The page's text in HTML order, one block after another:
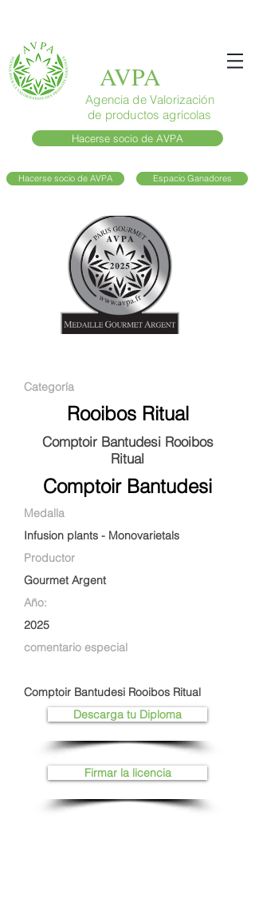
AVPA
Agencia de Valorización
de productos agrícolas
Hacerse socio de AVPA
Hacerse socio de AVPA Espacio Ganadores
Categoría
Rooibos Ritual
Comptoir Bantudesi Rooibos
Ritual
Comptoir Bantudesi
Medalla
Infusion plants - Monovarietals
Productor
Gourmet Argent
Año:
2025
comentario especial
Comptoir Bantudesi Rooibos Ritual
Descarga tu Diploma
Firmar la licencia